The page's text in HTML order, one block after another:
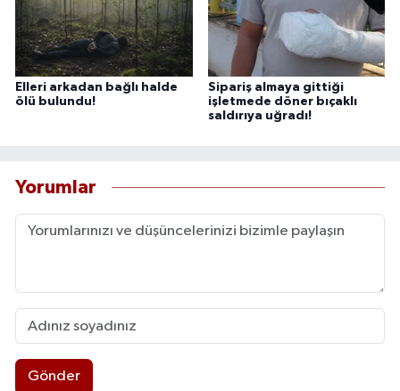
Elleri arkadan bağlı halde
ölü bulundu!
Sipariş almaya gittiği
işletmede döner bıçaklı
saldırıya uğradı!
Yorumlar
Gönder